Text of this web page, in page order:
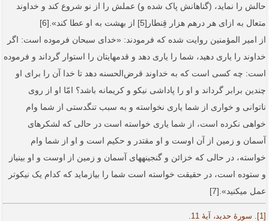
حالش را نماید، (گناهانش پاک شده و) عملش را از نو شروع کند و خداوند
متعال به ازای هر درهم هزار قِنطار[5] از بهشت به او عطا کند».[6]
از امیر المؤمنین روایت شده که فرمودند: «خدای سبحان فرموده است: اگر
خداوند را یاری دهید، شما را یاری دهد و قدم­هایتان را استوار گرداند و فرموده
است: چه کسی است که به خداوند قرض‌الحسنه دهد تا خدا آن را برای او
چندین برابر گرداند و او را پاداشی نیکو و کریمانه باشد؟ امّا او از روی
ناتوانی و خواری از شما یاری نخواسته و به سبب تنگدستی از شما وام
خواهی نکرده است، از شما یاری خواسته است در حالی که لشکرهای
آسمان و زمین از آن اوست و او مقتدر و حکیم است و او از شما وام
خواسته، در حالی که خزائن و گنجینه­های آسمان و زمین از اوست و او بی­نیاز
و ستوده است، در حقیقت خواسته است شما را بیازماید که کدام یک نیکوتر
عمل می­کنید».[7]
[1]. سورۀ حدید، آیۀ 11.